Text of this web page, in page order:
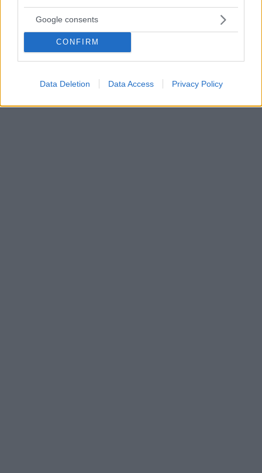
Google consents
CONFIRM
Data Deletion Data Access Privacy Policy